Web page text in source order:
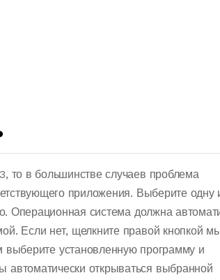
то в большинстве случаев проблема
приложения. Выберите одну
Операционная система должна
Если нет, щелкните правой кнопкой
выберите установленную программу и
открываться выбранной